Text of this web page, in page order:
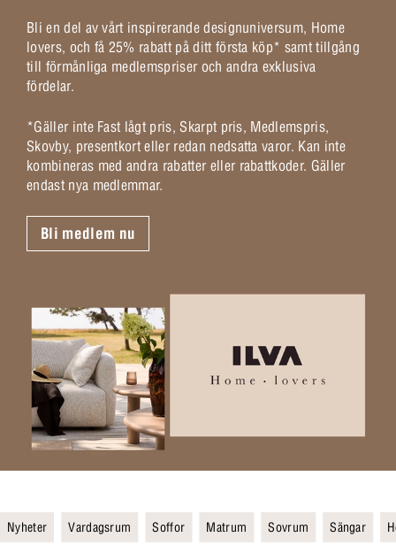
Bli en del av vårt inspirerande designuniversum, Home
lovers, och få 25% rabatt på ditt första köp* samt tillgång
till förmånliga medlemspriser och andra exklusiva
fördelar.
*Gäller inte Fast lågt pris, Skarpt pris, Medlemspris,
Skovby, presentkort eller redan nedsatta varor. Kan inte
kombineras med andra rabatter eller rabattkoder. Gäller
endast nya medlemmar.
Bli medlem nu
Nyheter Vardagsrum Soffor Matrum Sovrum Sängar